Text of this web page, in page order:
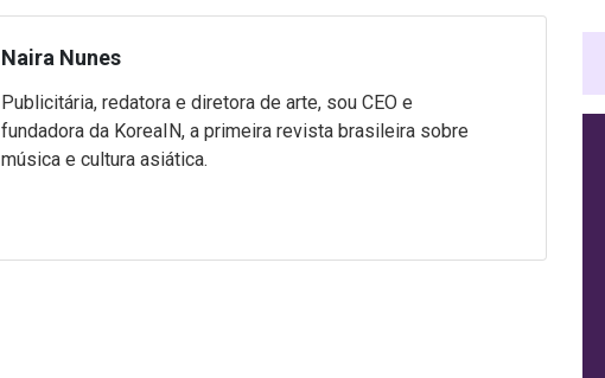
Naira Nunes
Publicitária, redatora e diretora de arte, sou CEO e
fundadora da KoreaIN, a primeira revista brasileira sobre
música e cultura asiática.